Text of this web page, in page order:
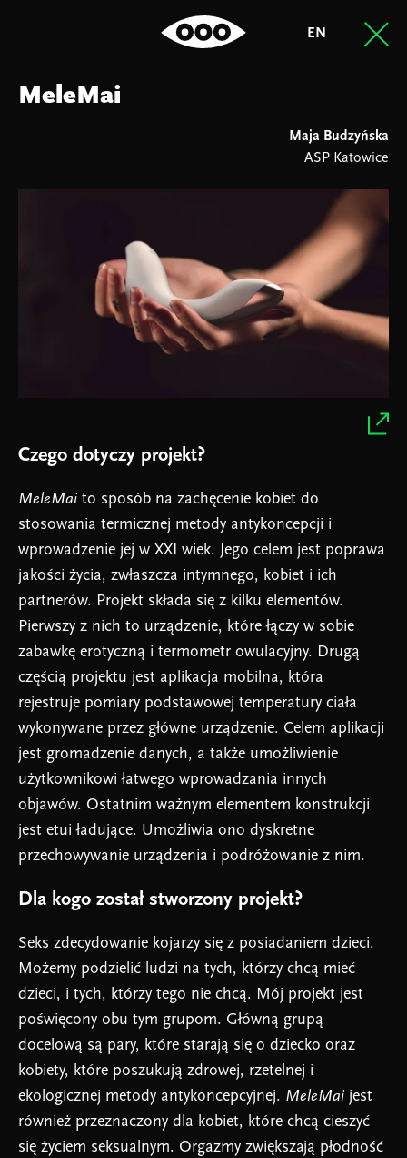
EN
MeleMai
Maja Budzyńska
ASP Katowice
Czego dotyczy projekt?
MeleMai to sposób na zachęcenie kobiet do
stosowania termicznej metody antykoncepcji i
wprowadzenie jej w XXI wiek. Jego celem jest poprawa
jakości życia, zwłaszcza intymnego, kobiet i ich
partnerów. Projekt składa się z kilku elementów.
Pierwszy z nich to urządzenie, które łączy w sobie
zabawkę erotyczną i termometr owulacyjny. Drugą
częścią projektu jest aplikacja mobilna, która
rejestruje pomiary podstawowej temperatury ciała
wykonywane przez główne urządzenie. Celem aplikacji
jest gromadzenie danych, a także umożliwienie
użytkownikowi łatwego wprowadzania innych
objawów. Ostatnim ważnym elementem konstrukcji
jest etui ładujące. Umożliwia ono dyskretne
przechowywanie urządzenia i podróżowanie z nim.
Dla kogo został stworzony projekt?
Seks zdecydowanie kojarzy się z posiadaniem dzieci.
Możemy podzielić ludzi na tych, którzy chcą mieć
dzieci, i tych, którzy tego nie chcą. Mój projekt jest
poświęcony obu tym grupom. Główną grupą
docelową są pary, które starają się o dziecko oraz
kobiety, które poszukują zdrowej, rzetelnej i
ekologicznej metody antykoncepcyjnej. MeleMai jest
również przeznaczony dla kobiet, które chcą cieszyć
się życiem seksualnym. Orgazmy zwiększają płodność